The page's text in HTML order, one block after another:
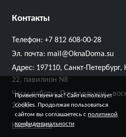
Контакты
Телефон: +7 812 608-00-28
Эл. почта: mail@OknaDoma.su
Адрес: 197110, Санкт-
22, павилион N8
Часы работы: Понедельник -
22:00
Карта сайта
Приветствуем вас! Сайт использует
cookies. Продолжая пользоваться
сайтом вы соглашаетесь с политикой
конфиденциальности